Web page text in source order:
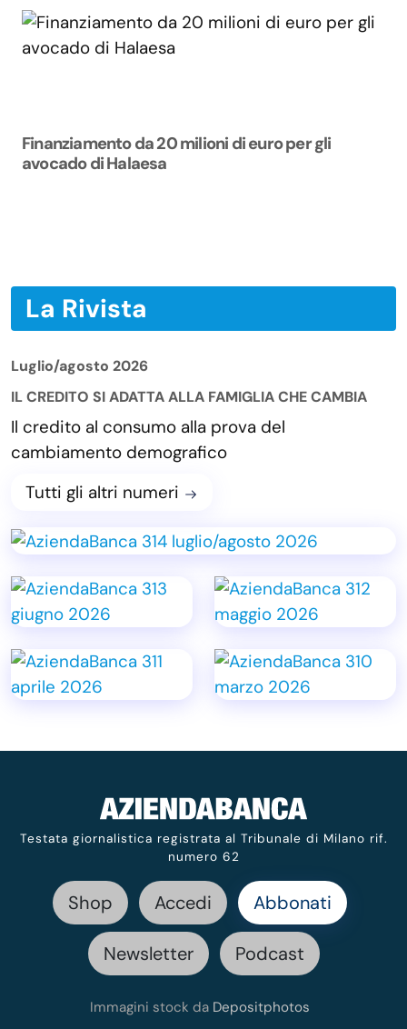
Finanziamento da 20 milioni di euro per gli
avocado di Halaesa
La Rivista
Luglio/agosto 2026
IL CREDITO SI ADATTA ALLA FAMIGLIA CHE CAMBIA
Il credito al consumo alla prova del
cambiamento demografico
Tutti gli altri numeri
Testata giornalistica registrata al Tribunale di Milano rif.
numero 62
Shop Accedi Abbonati
Newsletter Podcast
Immagini stock da Depositphotos